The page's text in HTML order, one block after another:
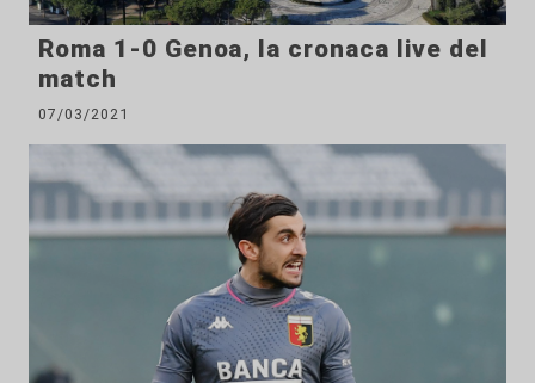
Roma 1-0 Genoa, la cronaca live del
match
07/03/2021